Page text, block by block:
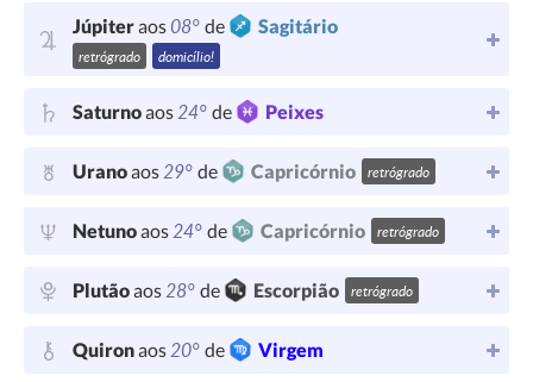
Júpiteraos08° de Sagitário
retrógrado domicílio!
Saturnoaos24° de Peixes
Uranoaos29° de Capricórnio retrógrado
Netunoaos24° de Capricórnio retrógrado
Plutãoaos28° de Escorpião retrógrado
Quironaos20° de Virgem